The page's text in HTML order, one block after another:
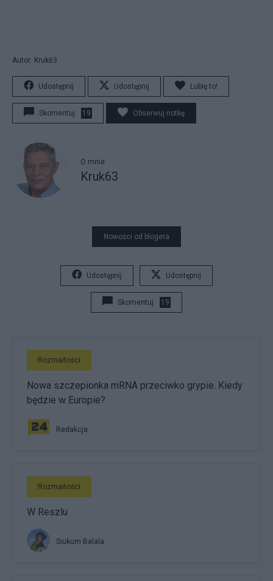
Autor: Kruk63
Udostępnij Udostępnij Lubię to!
Skomentuj 19 Obserwuj notkę
O mnie
Kruk63
Nowości od blogera
Udostępnij Udostępnij
Skomentuj 19
Rozmaitości
Nowa szczepionka mRNA przeciwko grypie. Kiedy
będzie w Europie?
Redakcja
Rozmaitości
W Reszlu
Siukum Balala